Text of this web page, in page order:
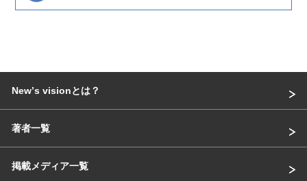
Newʼs visionとは？
著者一覧
掲載メディア一覧